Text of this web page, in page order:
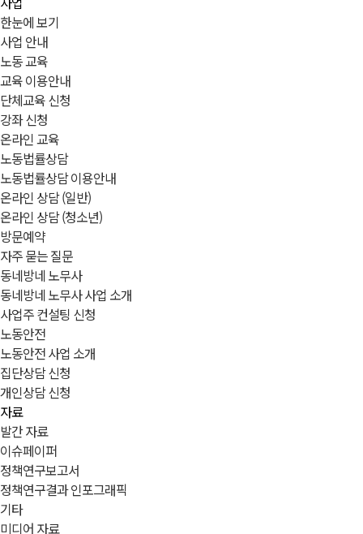
한눈에 보기
사업 안내
노동 교육
교육 이용안내
단체교육 신청
강좌 신청
온라인 교육
노동법률상담
노동법률상담 이용안내
온라인 상담 (일반)
온라인 상담 (청소년)
방문예약
자주 묻는 질문
동네방네 노무사
동네방네 노무사 사업 소개
사업주 컨설팅 신청
노동안전
노동안전 사업 소개
집단상담 신청
개인상담 신청
자료
발간 자료
이슈페이퍼
정책연구보고서
정책연구결과 인포그래픽
기타
미디어 자료